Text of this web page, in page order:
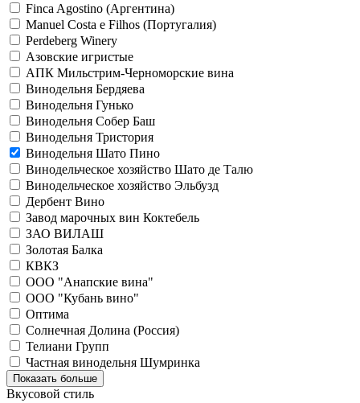
Finca Agostino (Аргентина)
Manuel Costa e Filhos (Португалия)
Perdeberg Winery
Азовские игристые
АПК Мильстрим-Черноморские вина
Винодельня Бердяева
Винодельня Гунько
Винодельня Собер Баш
Винодельня Тристория
Винодельня Шато Пино
Винодельческое хозяйство Шато де Талю
Винодельческое хозяйство Эльбузд
Дербент Вино
Завод марочных вин Коктебель
ЗАО ВИЛАШ
Золотая Балка
КВКЗ
ООО "Анапские вина"
ООО "Кубань вино"
Оптима
Солнечная Долина (Россия)
Телиани Групп
Частная винодельня Шумринка
Показать больше
Вкусовой стиль